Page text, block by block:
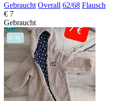
Gebraucht Overall 62/68 Flausch
€ 7
Gebraucht